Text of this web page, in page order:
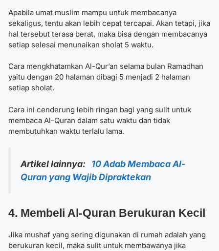
Apabila umat muslim mampu untuk membacanya
sekaligus, tentu akan lebih cepat tercapai. Akan tetapi, jika
hal tersebut terasa berat, maka bisa dengan membacanya
setiap selesai menunaikan sholat 5 waktu.
Cara mengkhatamkan Al-Qur’an selama bulan Ramadhan
yaitu dengan 20 halaman dibagi 5 menjadi 2 halaman
setiap sholat.
Cara ini cenderung lebih ringan bagi yang sulit untuk
membaca Al-Quran dalam satu waktu dan tidak
membutuhkan waktu terlalu lama.
Artikel lainnya: 10 Adab Membaca Al-
Quran yang Wajib Dipraktekan
4. Membeli Al-Quran Berukuran Kecil
Jika mushaf yang sering digunakan di rumah adalah yang
berukuran kecil, maka sulit untuk membawanya jika